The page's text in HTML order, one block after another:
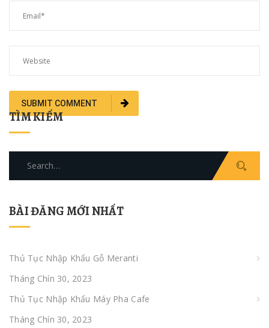
TÌM KIẾM
BÀI ĐĂNG MỚI NHẤT
Thủ Tục Nhập Khẩu Gỗ Meranti
Tháng Chín 30, 2023
Thủ Tục Nhập Khẩu Máy Pha Cafe
Tháng Chín 30, 2023